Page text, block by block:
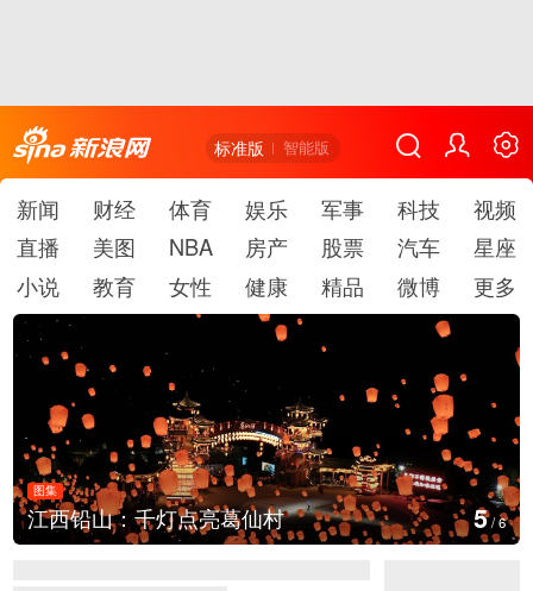
标准版 智能版
新闻 财经 体育 娱乐 军事 科技
视频
直播
美图 NBA 房产 股票 汽车
星座
小说
教育 女性 健康 精品 微博 更多
图集
江西铅山：千灯点亮葛仙村 5/6